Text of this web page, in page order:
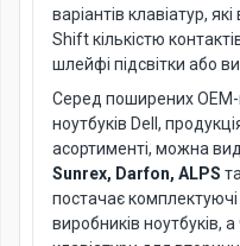
варіантів клавіатур,
Shift кількістю
шлейфі підсвітки або
Серед поширених OEM-
ноутбуків Dell,
асортименті, можна
Sunrex, Darfon, ALPS
постачає
виробників ноутбуків,